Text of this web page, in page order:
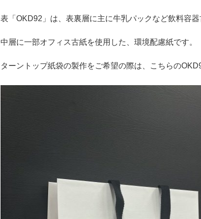
表「OKD92」は、表裏層に主に牛乳パックなど飲料容器
中層に一部オフィス古紙を使用した、環境配慮紙です。
ターントップ紙袋の製作をご希望の際は、こちらの